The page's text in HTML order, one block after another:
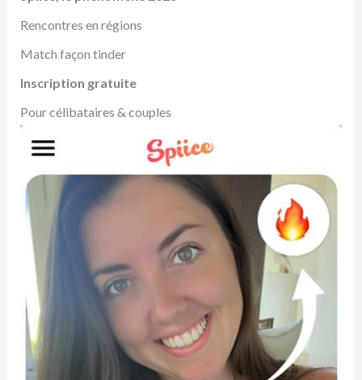
Rencontres en régions
Match façon tinder
Inscription gratuite
Pour célibataires & couples